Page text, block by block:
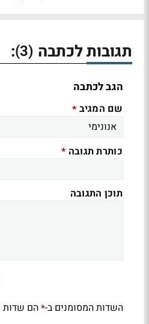
תגובות לכתבה (3)
:
הגב לכתבה
שם המגיב *
כותרת תגובה *
תוכן התגובה
השדות המסומנים ב-*הם שדות